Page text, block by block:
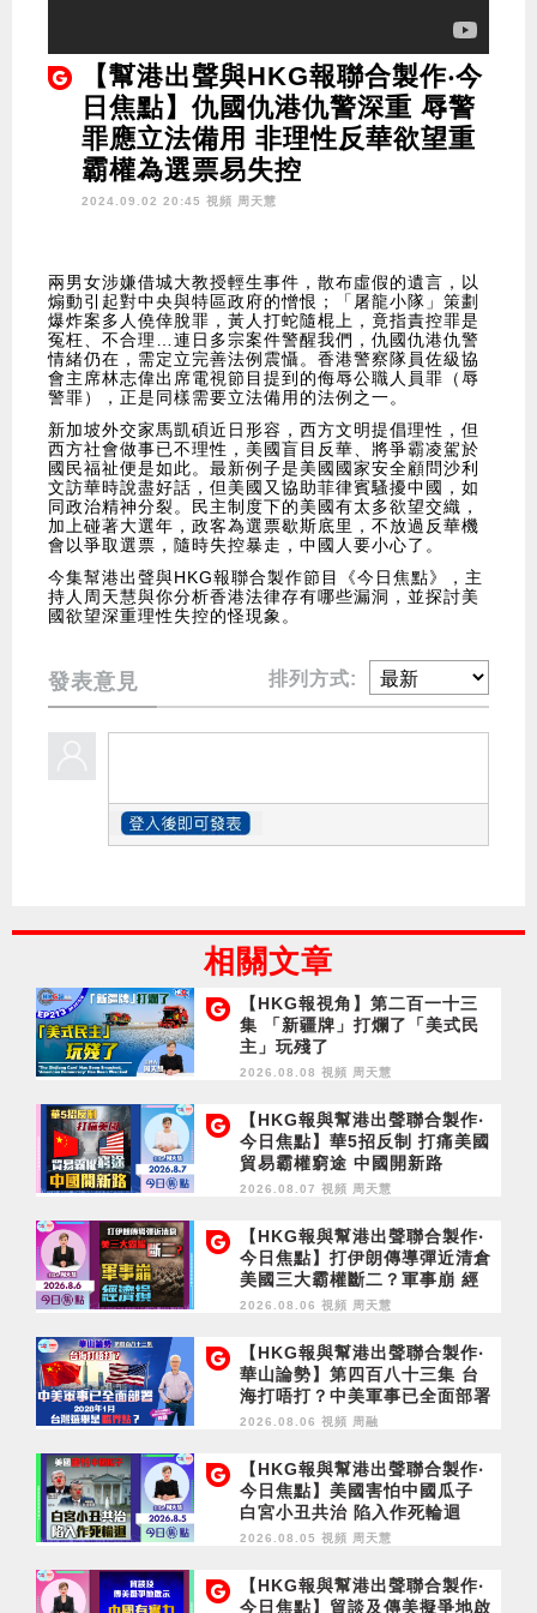
【幫港出聲與HKG報聯合製作‧今
日焦點】仇國仇港仇警深重 辱警
罪應立法備用 非理性反華欲望重
霸權為選票易失控
2024.09.02 20:45 視頻 周天慧
兩男女涉嫌借城大教授輕生事件，散布虛假的遺言，以
煽動引起對中央與特區政府的憎恨；「屠龍小隊」策劃
爆炸案多人僥倖脫罪，黃人打蛇隨棍上，竟指責控罪是
冤枉、不合理…連日多宗案件警醒我們，仇國仇港仇警
情緒仍在，需定立完善法例震懾。香港警察隊員佐級協
會主席林志偉出席電視節目提到的侮辱公職人員罪（辱
警罪），正是同樣需要立法備用的法例之一。
新加坡外交家馬凱碩近日形容，西方文明提倡理性，但
西方社會做事已不理性，美國盲目反華、將爭霸凌駕於
國民福祉便是如此。最新例子是美國國家安全顧問沙利
文訪華時說盡好話，但美國又協助菲律賓騷擾中國，如
同政治精神分裂。民主制度下的美國有太多欲望交織，
加上碰著大選年，政客為選票歇斯底里，不放過反華機
會以爭取選票，隨時失控暴走，中國人要小心了。
今集幫港出聲與HKG報聯合製作節目《今日焦點》，主
持人周天慧與你分析香港法律存有哪些漏洞，並探討美
國欲望深重理性失控的怪現象。
發表意見 排列方式:
相關文章
【HKG報視角】第二百一十三
集 「新疆牌」打爛了「美式民
主」玩殘了
2026.08.08 視頻 周天慧
【HKG報與幫港出聲聯合製作‧
今日焦點】華5招反制 打痛美國
貿易霸權窮途 中國開新路
2026.08.07 視頻 周天慧
【HKG報與幫港出聲聯合製作‧
今日焦點】打伊朗傳導彈近清倉
美國三大霸權斷二？軍事崩 經
濟損
2026.08.06 視頻 周天慧
【HKG報與幫港出聲聯合製作‧
華山論勢】第四百八十三集 台
海打唔打？中美軍事已全面部署
2028年1月台灣選舉是臨界點？
2026.08.06 視頻 周融
【HKG報與幫港出聲聯合製作‧
今日焦點】美國害怕中國瓜子
白宮小丑共治 陷入作死輪迴
2026.08.05 視頻 周天慧
【HKG報與幫港出聲聯合製作‧
今日焦點】貿談及傳美擬爭地啟